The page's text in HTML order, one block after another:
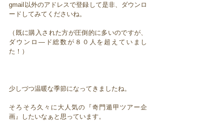
gmail以外のアドレスで登録して是非、ダウンロ
ードしてみてくださいね。
（既に購入された方が圧倒的に多いのですが、
ダウンロ―ド総数が８０人を超えていまし
た！）
少しづつ温暖な季節になってきましたね。
そろそろ久々に大人気の『奇門遁甲ツアー企
画』したいなぁと思っています。